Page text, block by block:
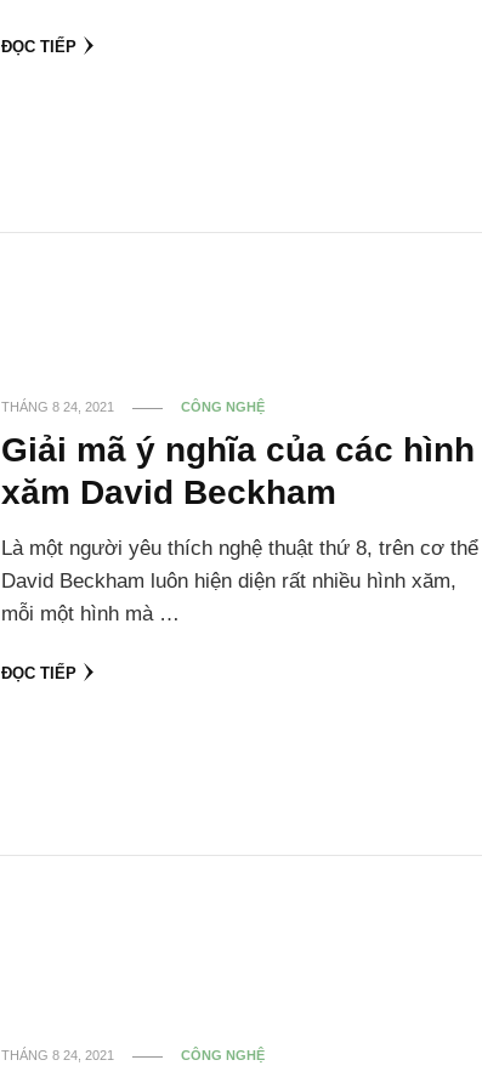
ĐỌC TIẾP
THÁNG 8 24, 2021 CÔNG NGHỆ
Giải mã ý nghĩa của các hình
xăm David Beckham
Là một người yêu thích nghệ thuật thứ 8, trên cơ thể
David Beckham luôn hiện diện rất nhiều hình xăm,
mỗi một hình mà …
ĐỌC TIẾP
THÁNG 8 24, 2021 CÔNG NGHỆ